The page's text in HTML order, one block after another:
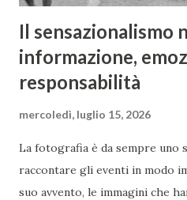
Il sensazionalismo
informazione,
responsabilità
mercoledì, luglio 15, 2026
La fotografia è da sempre uno
raccontare gli eventi in modo
suo avvento, le immagini che